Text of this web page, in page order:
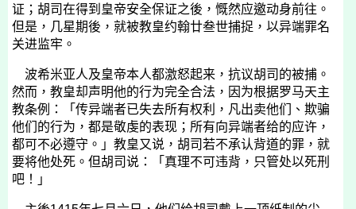
证；胡司在得到皇帝安全保证之後，慨然应邀动身前往。
但是，几星期後，就被教皇约翰廿叁世捕捉，以异端罪名
关进监牢。
波希米亚人及皇帝本人都激怒起来，抗议胡司的被捕。
然而，教皇却声明他的行为完全合法，因为根据罗马天主
教条例：「传异端者已失去所有权利，凡出卖他们、欺骗
他们的行为，都是敬虔的表现；所有向异端者给的应许，
都可不必遵守。」教皇又说，胡司若不承认背道的罪，就
要将他处死。但胡司说：「真理不可违背，只管处以死刑
吧！」